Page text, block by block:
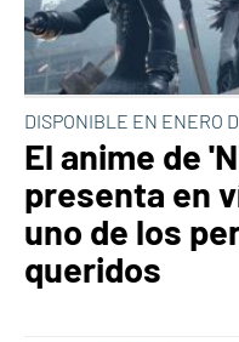
DISPONIBLE EN ENERO
El anime de
presenta en
uno de los
queridos